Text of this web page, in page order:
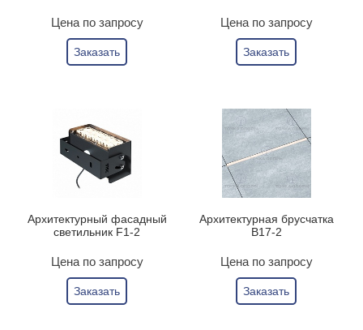
Цена по запросу
Заказать
Цена по запросу
Заказать
Архитектурный фасадный
светильник F1-2
Цена по запросу
Заказать
Архитектурная брусчатка
B17-2
Цена по запросу
Заказать